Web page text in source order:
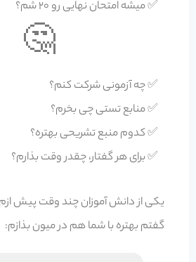
✅ میشه امتحان نهایی رو 20 شم؟
🤔
✅ چه آزمونی شرکت کنم؟
✅ منابع تستی چی بخرم؟
✅ کدوم منبع تشریحی بهتره؟
✅ برای هر گفتار، چقدر وقت بذارم؟
یکی از دانش آموزان چند وقت پیش
گفتم بهتره با شما هم در میون بذازم: